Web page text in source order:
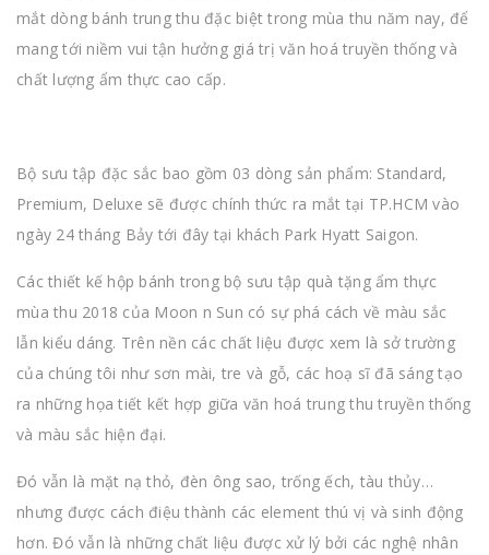
mắt dòng bánh trung thu đặc biệt trong mùa thu năm nay, để
mang tới niềm vui tận hưởng giá trị văn hoá truyền thống và
chất lượng ẩm thực cao cấp.
Bộ sưu tập đặc sắc bao gồm 03 dòng sản phẩm: Standard,
Premium, Deluxe sẽ được chính thức ra mắt tại TP.HCM vào
ngày 24 tháng Bảy tới đây tại khách Park Hyatt Saigon.
Các thiết kế hộp bánh trong bộ sưu tập quà tặng ẩm thực
mùa thu 2018 của Moon n Sun có sự phá cách về màu sắc
lẫn kiểu dáng. Trên nền các chất liệu được xem là sở trường
của chúng tôi như sơn mài, tre và gỗ, các hoạ sĩ đã sáng tạo
ra những họa tiết kết hợp giữa văn hoá trung thu truyền thống
và màu sắc hiện đại.
Đó vẫn là mặt nạ thỏ, đèn ông sao, trống ếch, tàu thủy…
nhưng được cách điệu thành các element thú vị và sinh động
hơn. Đó vẫn là những chất liệu được xử lý bởi các nghệ nhân